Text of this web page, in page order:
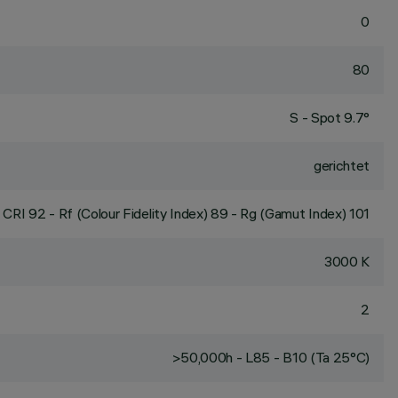
0
80
S - Spot 9.7°
gerichtet
CRI92 - Rf (Colour Fidelity Index) 89 - Rg (Gamut Index) 101
3000 K
2
>50,000h - L85 - B10 (Ta 25°C)